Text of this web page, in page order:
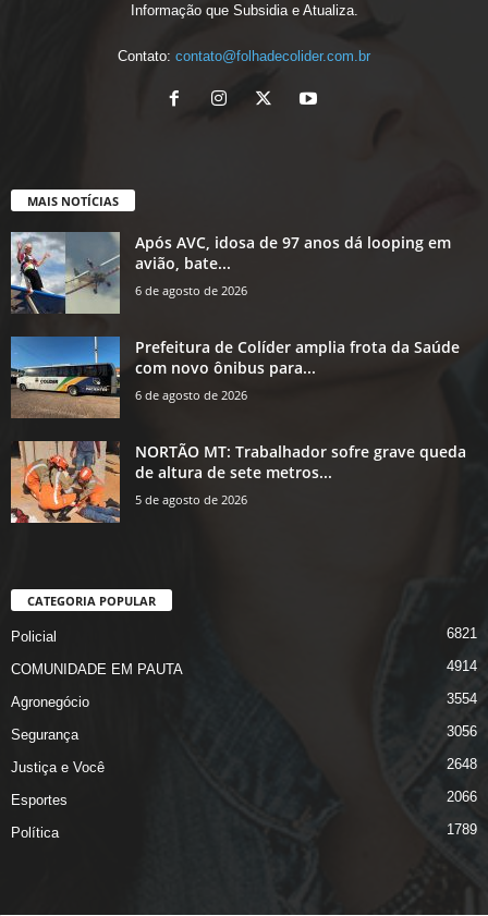
Informação que Subsidia e Atualiza.
Contato: contato@folhadecolider.com.br
MAIS NOTÍCIAS
Após AVC, idosa de 97 anos dá looping em
avião, bate...
6 de agosto de 2026
Prefeitura de Colíder amplia frota da Saúde
com novo ônibus para...
6 de agosto de 2026
NORTÃO MT: Trabalhador sofre grave queda
de altura de sete metros...
5 de agosto de 2026
CATEGORIA POPULAR
Policial 6821
COMUNIDADE EM PAUTA 4914
Agronegócio 3554
Segurança 3056
Justiça e Você 2648
Esportes 2066
Política 1789